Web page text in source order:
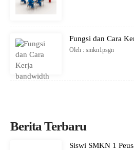
Fungsi dan Cara
Oleh : smkn1psgn
Berita Terbaru
Siswi SMKN 1